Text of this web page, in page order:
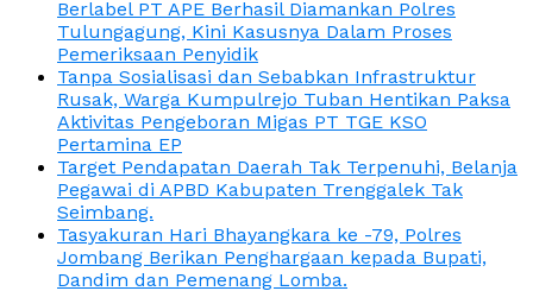
Berlabel PT APE Berhasil Diamankan Polres
Tulungagung, Kini Kasusnya Dalam Proses
Pemeriksaan Penyidik
Tanpa Sosialisasi dan Sebabkan Infrastruktur
Rusak, Warga Kumpulrejo Tuban Hentikan Paksa
Aktivitas Pengeboran Migas PT TGE KSO
Pertamina EP
Target Pendapatan Daerah Tak Terpenuhi, Belanja
Pegawai di APBD Kabupaten Trenggalek Tak
Seimbang.
Tasyakuran Hari Bhayangkara ke -79, Polres
Jombang Berikan Penghargaan kepada Bupati,
Dandim dan Pemenang Lomba.